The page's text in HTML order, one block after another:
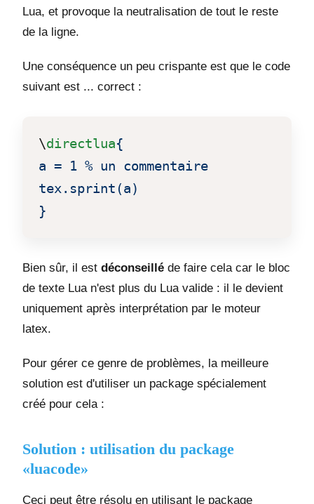
Lua, et provoque la neutralisation de tout le reste
de la ligne.
Une conséquence un peu crispante est que le code
suivant est ... correct :
\directlua{
a = 1 % un commentaire
tex.sprint(a)
}
Bien sûr, il est déconseillé de faire cela car le bloc
de texte Lua n'est plus du Lua valide : il le devient
uniquement après interprétation par le moteur
latex.
Pour gérer ce genre de problèmes, la meilleure
solution est d'utiliser un package spécialement
créé pour cela :
Solution : utilisation du package
«luacode»
Ceci peut être résolu en utilisant le package